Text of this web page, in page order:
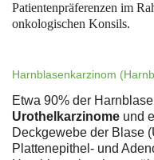
Patientenpräferenzen im
onkologischen Konsils.
Harnblasenkarzinom
Etwa 90% der
Urothelkarzinome und
Deckgewebe der Blase
Plattenepithel- und